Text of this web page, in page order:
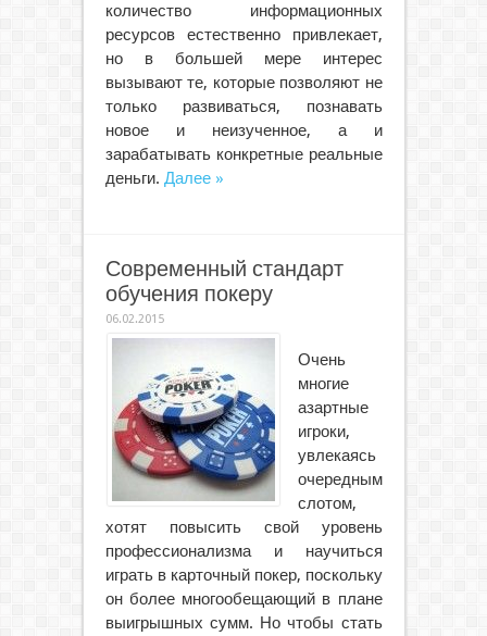
количество информационных
ресурсов естественно привлекает,
но в большей мере интерес
вызывают те, которые позволяют не
только развиваться, познавать
новое и неизученное, а и
зарабатывать конкретные реальные
деньги. Далее »
Современный стандарт
обучения покеру
06.02.2015
Очень
многие
азартные
игроки,
увлекаясь
очередным
слотом,
хотят повысить свой уровень
профессионализма и научиться
играть в карточный покер, поскольку
он более многообещающий в плане
выигрышных сумм. Но чтобы стать